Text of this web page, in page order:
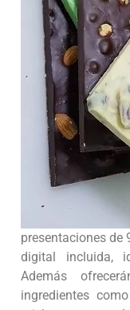
presentaciones de
digital incluida,
Además
ingredientes